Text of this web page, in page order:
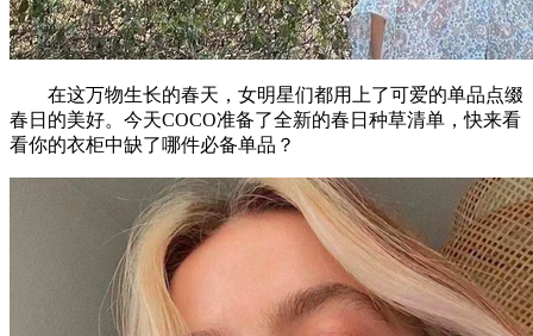
在这万物生长的春天，女明星们都用上了可爱的单品点缀
春日的美好。今天COCO准备了全新的春日种草清单，快来看
看你的衣柜中缺了哪件必备单品？